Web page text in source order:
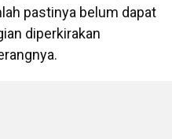
pastinya belum dapat
diperkirakan